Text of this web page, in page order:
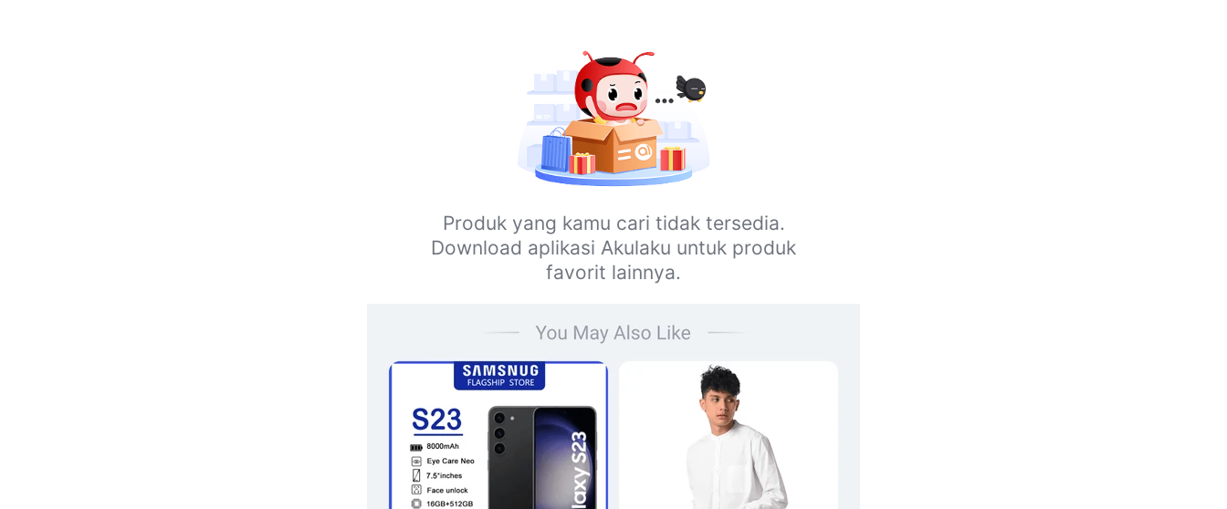
Produk yang kamu cari tidak tersedia.
Download aplikasi Akulaku untuk produk
favorit lainnya.